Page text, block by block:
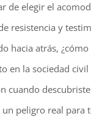
de elegir el
resistencia y
hacia atrás,
la sociedad civil
cuando
peligro real para